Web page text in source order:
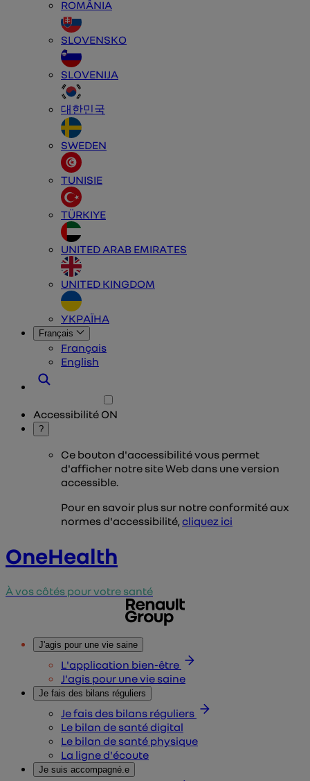
ROMÂNIA
SLOVENSKO
SLOVENIJA
대한민국
SWEDEN
TUNISIE
TÜRKIYE
UNITED ARAB EMIRATES
UNITED KINGDOM
УКРАЇНА
Français
Français
English
Accessibilité ON
?
Ce bouton d'accessibilité vous permet
d'afficher notre site Web dans une version
accessible.
Pour en savoir plus sur notre conformité aux
normes d'accessibilité,cliquez ici
OneHealth
À vos côtés pour votre santé
J'agis pour une vie saine
L'application bien-être
J'agis pour une vie saine
Je fais des bilans réguliers
Je fais des bilans réguliers
Le bilan de santé digital
Le bilan de santé physique
La ligne d'écoute
Je suis accompagné.e